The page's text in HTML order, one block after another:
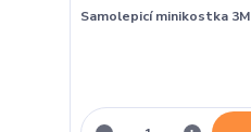
Samolepicí minikostka